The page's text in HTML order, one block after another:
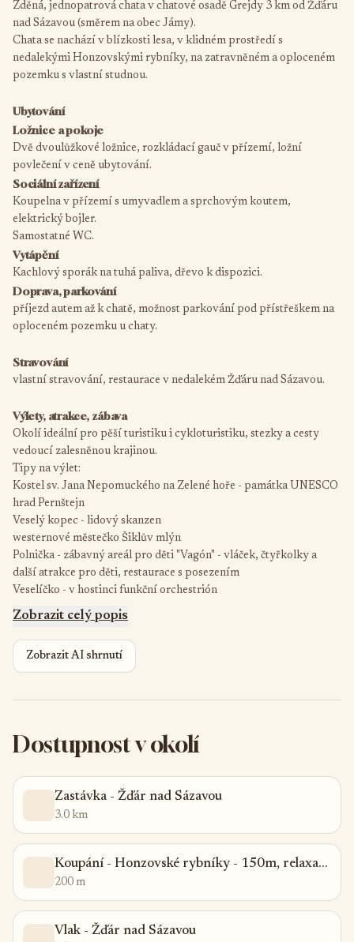
Zděná, jednopatrová chata v chatové osadě Grejdy 3 km od Žďáru
nad Sázavou (směrem na obec Jámy).
Chata se nachází v blízkosti lesa, v klidném prostředí s
nedalekými Honzovskými rybníky, na zatravněném a oploceném
pozemku s vlastní studnou.
Ubytování
Ložnice a pokoje
Dvě dvoulůžkové ložnice, rozkládací gauč v přízemí, ložní
povlečení v ceně ubytování.
Sociální zařízení
Koupelna v přízemí s umyvadlem a sprchovým koutem,
elektrický bojler.
Samostatné WC.
Vytápění
Kachlový sporák na tuhá paliva, dřevo k dispozici.
Doprava, parkování
příjezd autem až k chatě, možnost parkování pod přístřeškem na
oploceném pozemku u chaty.
Stravování
vlastní stravování, restaurace v nedalekém Žďáru nad Sázavou.
Výlety, atrakce, zábava
Okolí ideální pro pěší turistiku i cykloturistiku, stezky a cesty
vedoucí zalesněnou krajinou.
Tipy na výlet:
Kostel sv. Jana Nepomuckého na Zelené hoře - památka UNESCO
hrad Pernštejn
Veselý kopec - lidový skanzen
westernové městečko Šiklův mlýn
Polnička - zábavný areál pro děti "Vagón" - vláček, čtyřkolky a
další atrakce pro děti, restaurace s posezením
Veselíčko - v hostinci funkční orchestrión
Zobrazit celý popis
Zobrazit AI shrnutí
Dostupnost v okolí
Zastávka - Žďár nad Sázavou
3.0 km
Koupání - Honzovské rybníky - 150m, relaxační centrum s tobogánem Žďár n.S., Pilská nádrž - 6 km
200 m
Vlak - Žďár nad Sázavou